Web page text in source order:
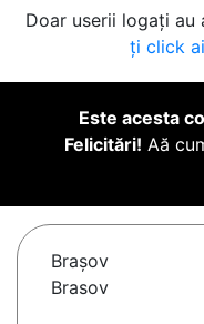
Doar userii logați au
ți click
Este acesta
Felicitări! Aă
Braşov
Brasov